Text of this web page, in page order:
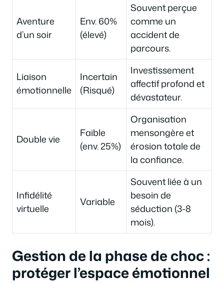
Aventure
d’un soir
Env. 60%
(élevé)
Souvent perçue
comme un
accident de
parcours.
Liaison
émotionnelle
Incertain
(Risqué)
Investissement
affectif profond et
dévastateur.
Double vie
Faible
(env. 25%)
Organisation
mensongère et
érosion totale de
la confiance.
Infidélité
virtuelle
Variable
Souvent liée à un
besoin de
séduction (3-8
mois).
Gestion de la phase de choc :
protéger l’espace émotionnel